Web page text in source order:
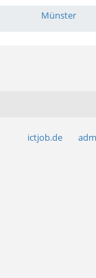
Münster
ictjob.de